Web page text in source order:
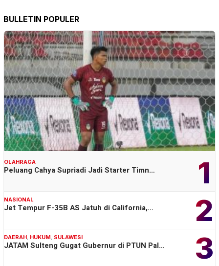
BULLETIN POPULER
1
OLAHRAGA
Peluang Cahya Supriadi Jadi Starter Timn…
2
NASIONAL
Jet Tempur F-35B AS Jatuh di California,…
3
DAERAH, HUKUM, SULAWESI
JATAM Sulteng Gugat Gubernur di PTUN Pal…